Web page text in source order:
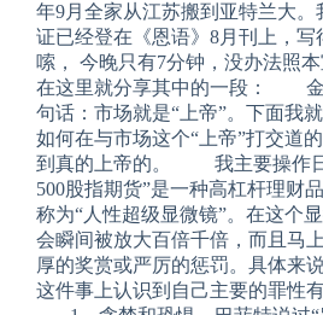
年9月全家从江苏搬到亚特兰大。
证已经登在《恩语》8月刊上，写
嗦， 今晚只有7分钟，没办法照
在这里就分享其中的一段： 金
句话：市场就是“上帝”。下面我
如何在与市场这个“上帝”打交道
到真的上帝的。 我主要操作
500股指期货”是一种高杠杆理财
称为“人性超级显微镜”。在这个
会瞬间被放大百倍千倍，而且马
厚的奖赏或严厉的惩罚。具体来
这件事上认识到自己主要的罪性